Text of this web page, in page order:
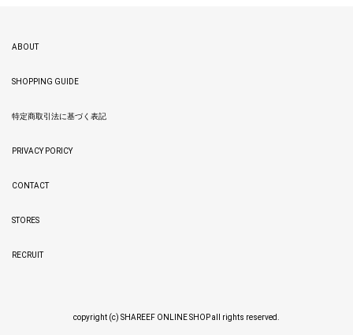
ABOUT
SHOPPING GUIDE
特定商取引法に基づく表記
PRIVACY PORICY
CONTACT
STORES
RECRUIT
copyright (c) SHAREEF ONLINE SHOP all rights reserved.